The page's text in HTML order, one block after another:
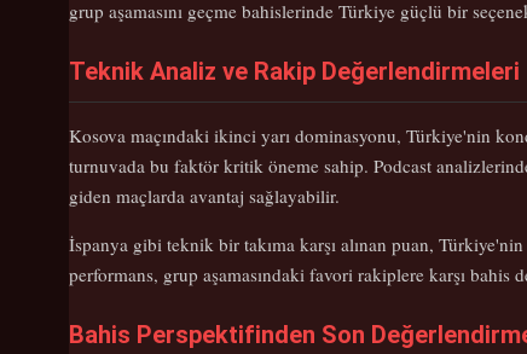
grup aşamasını geçme bahislerinde Türkiye güçlü bir
Teknik Analiz ve Rakip Değerlendirmeleri
Kosova maçındaki ikinci yarı dominasyonu, Türkiye'nin
turnuvada bu faktör kritik öneme sahip. Podcast
giden maçlarda avantaj sağlayabilir.
İspanya gibi teknik bir takıma karşı alınan puan,
performans, grup aşamasındaki favori rakiplere karşı bahis
Bahis Perspektifinden Son